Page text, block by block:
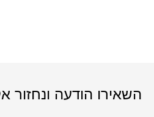
השאירו הודעה ונחזור